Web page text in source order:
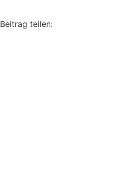
Beitrag teilen: